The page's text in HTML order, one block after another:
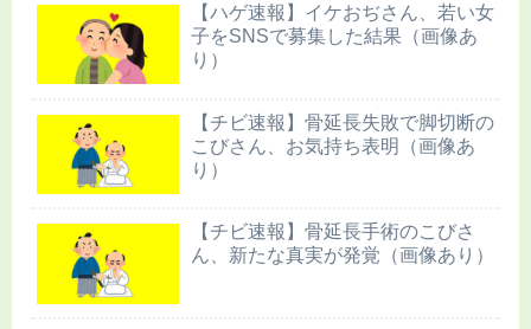
【ハゲ速報】イケおぢさん、若い女
子をSNSで募集した結果（画像あ
り）
【チビ速報】骨延長失敗で脚切断の
こびさん、お気持ち表明（画像あ
り）
【チビ速報】骨延長手術のこびさ
ん、新たな真実が発覚（画像あり）